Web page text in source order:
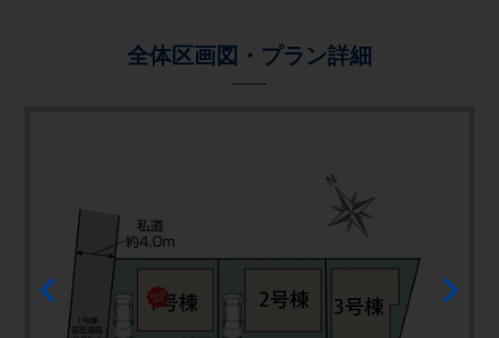
全体区画図・プラン詳細